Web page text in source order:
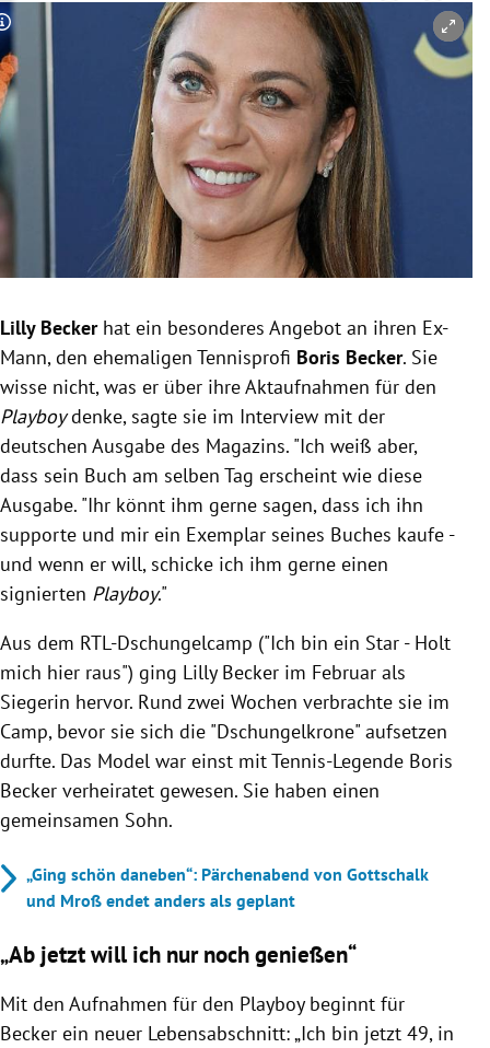
Untermenü
Untermenü
Untermenü
Untermenü
Untermenü
Untermenü
Copyright-Hinweis öffnen/schließen
Lilly Beckerhat ein besonderes Angebot an ihren Ex-
Mann, den ehemaligen Tennisprofi Boris Becker. Sie
wisse nicht, was er über ihre Aktaufnahmen für den
Playboydenke, sagte sie im Interview mit der
deutschen Ausgabe des Magazins. "Ich weiß aber,
dass sein Buch am selben Tag erscheint wie diese
Ausgabe. "Ihr könnt ihm gerne sagen, dass ich ihn
supporte und mir ein Exemplar seines Buches kaufe -
und wenn er will, schicke ich ihm gerne einen
signierten Playboy."
Aus dem RTL-Dschungelcamp ("Ich bin ein Star - Holt
mich hier raus") ging Lilly Becker im Februar als
Siegerin hervor. Rund zwei Wochen verbrachte sie im
Camp, bevor sie sich die "Dschungelkrone" aufsetzen
durfte. Das Model war einst mit Tennis-Legende Boris
Becker verheiratet gewesen. Sie haben einen
gemeinsamen Sohn.
„Ging schön daneben“: Pärchenabend von Gottschalk
und Mroß endet anders als geplant
„Ab jetzt will ich nur noch genießen“
Mit den Aufnahmen für den Playboy beginnt für
Becker ein neuer Lebensabschnitt: „Ich bin jetzt 49, in